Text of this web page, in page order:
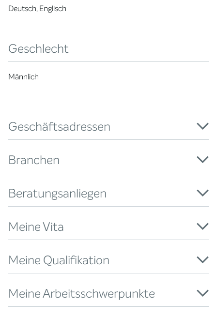
Deutsch, Englisch
Geschlecht
Männlich
Geschäftsadressen
Branchen
Beratungsanliegen
Meine Vita
Meine Qualifikation
Meine Arbeitsschwerpunkte